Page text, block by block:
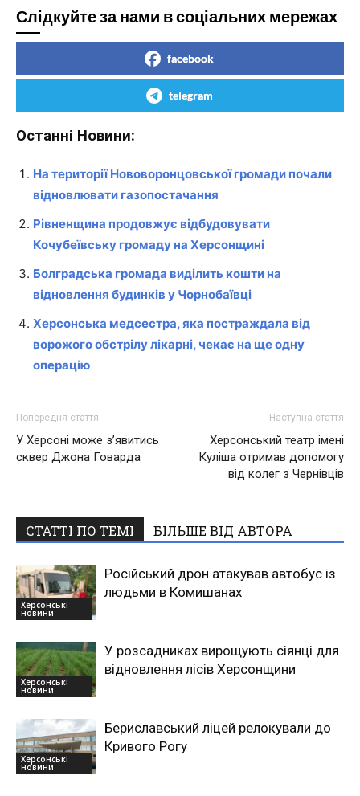
Слідкуйте за нами в соціальних мережах
facebook
telegram
Останні Новини:
На території Нововоронцовської громади почали
відновлювати газопостачання
Рівненщина продовжує відбудовувати
Кочубеївську громаду на Херсонщині
Болградська громада виділить кошти на
відновлення будинків у Чорнобаївці
Херсонська медсестра, яка постраждала від
ворожого обстрілу лікарні, чекає на ще одну
операцію
Попередня стаття
У Херсоні може з’явитись
сквер Джона Говарда
Наступна стаття
Херсонський театр імені
Куліша отримав допомогу
від колег з Чернівців
СТАТТІ ПО ТЕМІ БІЛЬШЕ ВІД АВТОРА
Херсонські
новини
Російський дрон атакував автобус із
людьми в Комишанах
Херсонські
новини
У розсадниках вирощують сіянці для
відновлення лісів Херсонщини
Херсонські
новини
Бериславський ліцей релокували до
Кривого Рогу